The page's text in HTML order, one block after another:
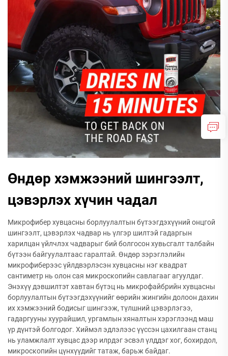
Өндөр хэмжээний шингээлт,
цэвэрлэх хүчин чадал
Микрофибер хувцасны борлуулалтын бүтээгдэхүүний онцгой
шингээлт, цэвэрлэх чадвар нь үлгэр шилтэй гадаргын
харилцан үйлчлэх чадварыг бий болгосон хувьсгалт талбайн
бүтээн байгуулалтаас гаралтай. Өндөр зэрэглэлийн
микрофиберээс үйлдвэрлэсэн хувцасны нэг квадрат
сантиметр нь олон сая микроскопийн савлагааг агуулдаг.
Энэхүү дэвшилтэт хавтан бүтэц нь микрофайбрийн хувцасны
борлуулалтын бүтээгдэхүүнийг өөрийн жингийн долоон дахин
их хэмжээний бодисыг шингээж, түлшний цэвэрлэгээ,
гадаргууны хуурайшил, ургамлын хяналтын хэрэглээнд маш
үр дүнтэй болгодог. Хиймэл эдлэлээс үүссэн цахилгаан станц
нь уламжлалт хувцас дээр илрдэг эсвэл үлддэг хог, бохирдол,
микроскопийн цүнхүүдийг татаж, барьж байдаг.